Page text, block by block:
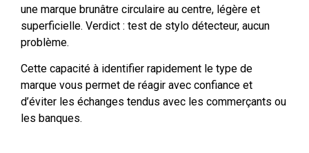
une marque brunâtre circulaire au centre, légère et
superficielle. Verdict : test de stylo détecteur, aucun
problème.
Cette capacité à identifier rapidement le type de
marque vous permet de réagir avec confiance et
d’éviter les échanges tendus avec les commerçants ou
les banques.